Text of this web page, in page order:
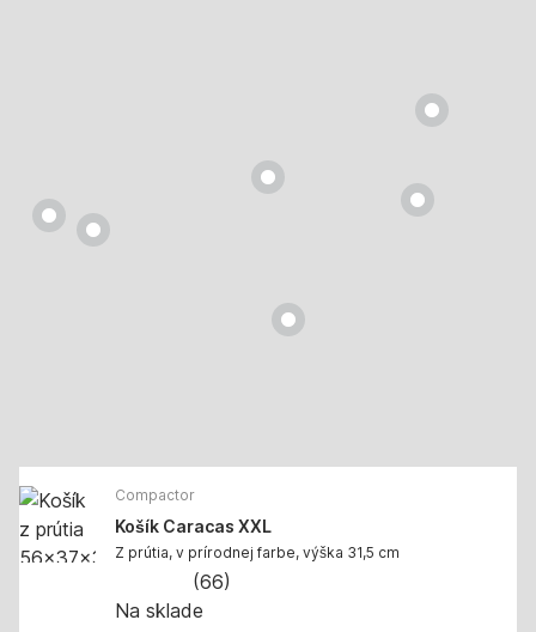
Compactor
Košík Caracas XXL
Z prútia, v prírodnej farbe, výška 31,5 cm
(66)
Na sklade